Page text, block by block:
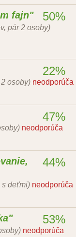
fajn
pár 2 osoby)
50%
osoby) neodporúča
22%
neodporúča
47%
s deťmi) neodporúča
44%
neodporúča
53%